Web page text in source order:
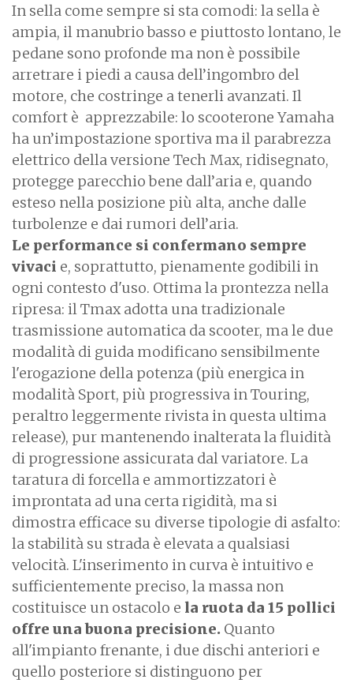
In sella come sempre si sta comodi: la sella è
ampia, il manubrio basso e piuttosto lontano, le
pedane sono profonde ma non è possibile
arretrare i piedi a causa dell’ingombro del
motore, che costringe a tenerli avanzati. Il
comfort è apprezzabile: lo scooterone Yamaha
ha un’impostazione sportiva ma il parabrezza
elettrico della versione Tech Max, ridisegnato,
protegge parecchio bene dall’aria e, quando
esteso nella posizione più alta, anche dalle
turbolenze e dai rumori dell’aria.
Le performance si confermano sempre
vivaci e, soprattutto, pienamente godibili in
ogni contesto d'uso. Ottima la prontezza nella
ripresa: il Tmax adotta una tradizionale
trasmissione automatica da scooter, ma le due
modalità di guida modificano sensibilmente
l'erogazione della potenza (più energica in
modalità Sport, più progressiva in Touring,
peraltro leggermente rivista in questa ultima
release), pur mantenendo inalterata la fluidità
di progressione assicurata dal variatore. La
taratura di forcella e ammortizzatori è
improntata ad una certa rigidità, ma si
dimostra efficace su diverse tipologie di asfalto:
la stabilità su strada è elevata a qualsiasi
velocità. L'inserimento in curva è intuitivo e
sufficientemente preciso, la massa non
costituisce un ostacolo e la ruota da 15 pollici
offre una buona precisione. Quanto
all'impianto frenante, i due dischi anteriori e
quello posteriore si distinguono per